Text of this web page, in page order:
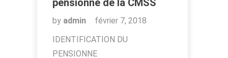
pensionné de la CMSS
by admin
février 7, 2018
IDENTIFICATION DU
PENSIONNE